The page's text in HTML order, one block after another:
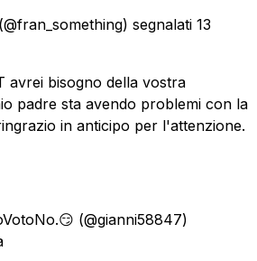
(@fran_something) segnalati 13
avrei bisogno della vostra
padre sta avendo problemi con la
in anticipo per l'attenzione.
(@gianni58847)